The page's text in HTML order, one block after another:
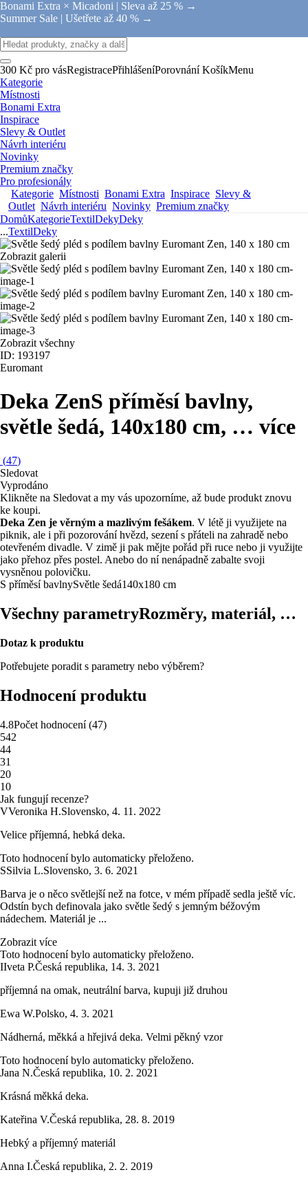
Bonami Extra × Micadoni | Sleva až 25 % →
Summer Sale | Ušetřete až 40 % →
300 Kč pro vásRegistracePřihlášeníPorovnání KošíkMenu
Kategorie
Místnosti
Bonami Extra
Inspirace
Slevy & Outlet
Návrh interiéru
Novinky
Premium značky
Pro profesionály
Kategorie Místnosti Bonami Extra Inspirace Slevy &
Outlet Návrh interiéru Novinky Premium značky
DomůKategorieTextilDekyDeky
...TextilDeky
Zobrazit galerii
Zobrazit všechny
ID: 193197
Euromant
Deka ZenS příměsí bavlny,
světle šedá, 140x180 cm, … více
(47)
Sledovat
Vyprodáno
Klikněte na Sledovat a my vás upozorníme, až bude produkt znovu
ke koupi.
Deka Zen je věrným a mazlivým fešákem. V létě ji využijete na
piknik, ale i při pozorování hvězd, sezení s přáteli na zahradě nebo
otevřeném divadle. V zimě ji pak mějte pořád při ruce nebo ji využijte
jako přehoz přes postel. Anebo do ní nenápadně zabalte svoji
vysněnou polovičku.
S příměsí bavlnySvětle šedá140x180 cm
Všechny parametryRozměry, materiál, …
Dotaz k produktu
Potřebujete poradit s parametry nebo výběrem?
Hodnocení produktu
4.8Počet hodnocení(47)
542
44
31
20
10
Jak fungují recenze?
VVeronika H.Slovensko, 4. 11. 2022
Velice příjemná, hebká deka.
Toto hodnocení bylo automaticky přeloženo.
SSilvia L.Slovensko, 3. 6. 2021
Barva je o něco světlejší než na fotce, v mém případě sedla ještě víc.
Odstín bych definovala jako světle šedý s jemným béžovým
nádechem. Materiál je ...
Zobrazit více
Toto hodnocení bylo automaticky přeloženo.
IIveta P.Česká republika, 14. 3. 2021
příjemná na omak, neutrální barva, kupuji již druhou
Ewa W.Polsko, 4. 3. 2021
Nádherná, měkká a hřejivá deka. Velmi pěkný vzor
Toto hodnocení bylo automaticky přeloženo.
Jana N.Česká republika, 10. 2. 2021
Krásná měkká deka.
Kateřina V.Česká republika, 28. 8. 2019
Hebký a příjemný materiál
Anna I.Česká republika, 2. 2. 2019